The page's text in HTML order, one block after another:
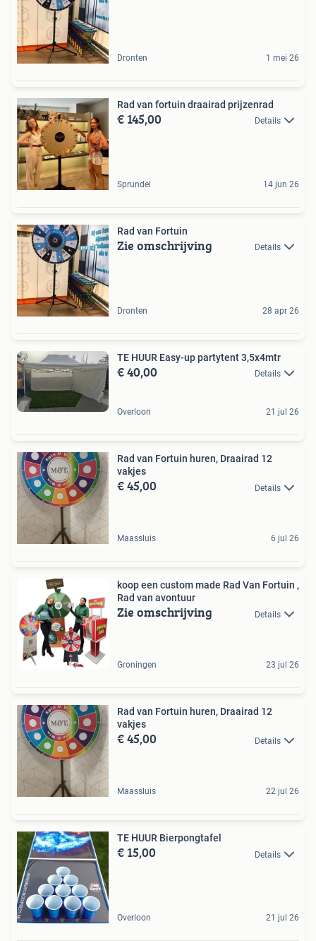
Dronten 1 mei 26
Rad van fortuin draairad prijzenrad
€ 145,00 Details
Sprundel 14 jun 26
Rad van Fortuin
Zie omschrijving Details
Dronten 28 apr 26
TE HUUR Easy-up partytent 3,5x4mtr
€ 40,00 Details
Overloon 21 jul 26
Rad van Fortuin huren, Draairad 12
vakjes
€ 45,00 Details
Maassluis 6 jul 26
koop een custom made Rad Van Fortuin ,
Rad van avontuur
Zie omschrijving Details
Groningen 23 jul 26
Rad van Fortuin huren, Draairad 12
vakjes
€ 45,00 Details
Maassluis 22 jul 26
TE HUUR Bierpongtafel
€ 15,00 Details
Overloon 21 jul 26